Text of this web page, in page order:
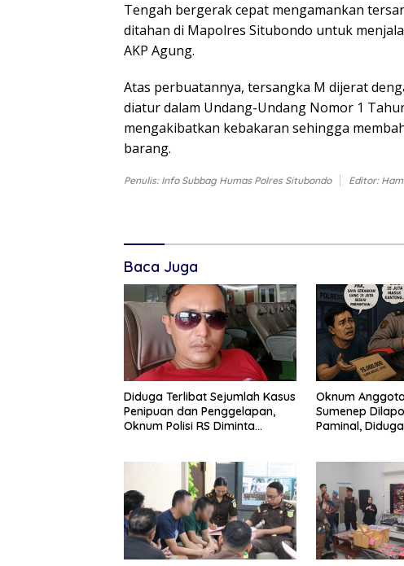
Tengah bergerak cepat mengamankan
ditahan di Mapolres Situbondo untuk
AKP Agung.
Atas perbuatannya, tersangka M dijerat
diatur dalam Undang-Undang Nomor 1
mengakibatkan kebakaran sehingga
barang.
Penulis: Info Subbag Humas Polres Situbondo Editor:
Baca Juga
Diduga Terlibat Sejumlah Kasus
Penipuan dan Penggelapan,
Oknum Polisi RS Diminta
Oknum
Sumenep
Paminal,